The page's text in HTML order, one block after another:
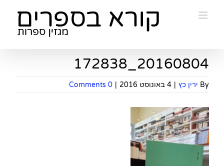
20160804_172838
By ירין כץ | 4 באוגוסט 2016 |
0 Comments